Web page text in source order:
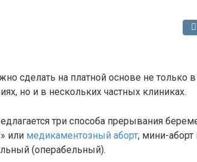
сделать на платной основе не только
но и в нескольких частных клиниках.
три способа прерывания
или медикаментозный аборт, мини-аборт
(операбельный).